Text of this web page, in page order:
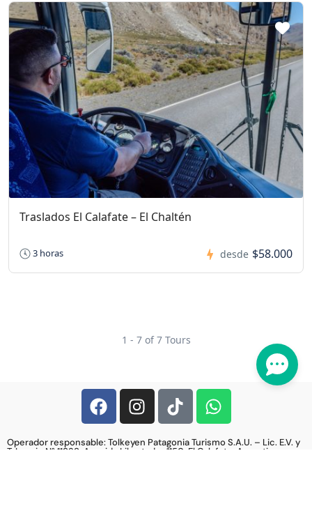
Traslados El Calafate – El Chaltén
3 horas desde $58.000
1 - 7 of 7 Tours
Operador responsable: Tolkeyen Patagonia Turismo S.A.U. – Lic. E.V. y
T. Legajo N° 11938. Avenida Libertador 1150, El Calafate, Argentina,